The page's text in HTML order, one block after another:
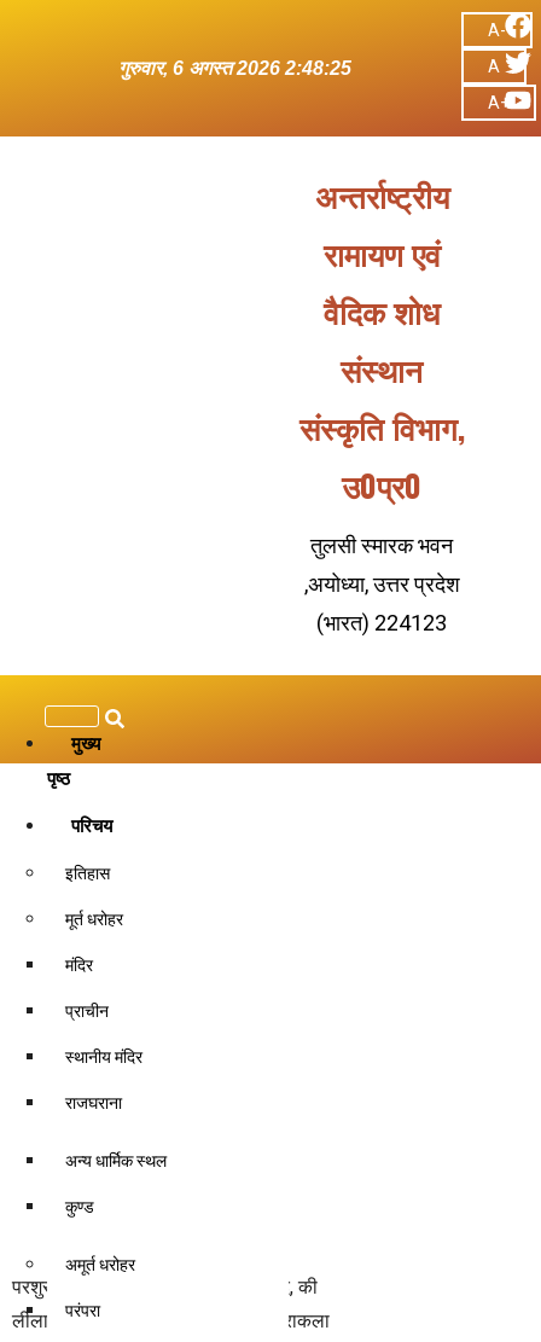
गुरुवार, 6 अगस्त 2026 2:48:25
A-
A
A+
अन्तर्राष्ट्रीय
रामायण एवं
वैदिक शोध
संस्थान
संस्कृति विभाग,
उ0प्र0
तुलसी स्मारक भवन
,अयोध्या, उत्तर प्रदेश
(भारत) 224123
मुख्य
पृष्ठ
परिचय
इतिहास
मूर्त धरोहर
मंदिर
प्राचीन
स्थानीय मंदिर
राजघराना
अन्य धार्मिक स्थल
कुण्ड
अमूर्त धरोहर
परंपरा
परशुराम समाधि भंग, लक्ष्मन परशुराम संवाद, की
लीला श्री सीताराम विवाह श्री आदर्श चंद्राकला